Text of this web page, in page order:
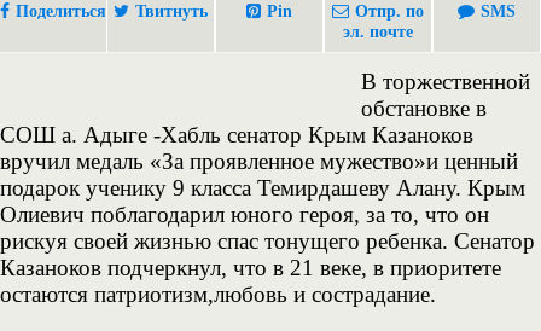
Поделиться Твитнуть Pin
Отпр. по
эл. почте
SMS
В торжественной
обстановке в
СОШ а. Адыге -Хабль сенатор Крым Казаноков
вручил медаль «За проявленное мужество»и ценный
подарок ученику 9 класса Темирдашеву Алану. Крым
Олиевич поблагодарил юного героя, за то, что он
рискуя своей жизнью спас тонущего ребенка. Сенатор
Казаноков подчеркнул, что в 21 веке, в приоритете
остаются патриотизм,любовь и сострадание.